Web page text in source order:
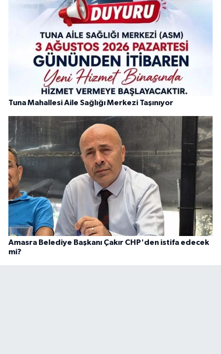
Tuna Mahallesi Aile Sağlığı Merkezi Taşınıyor
Amasra Belediye Başkanı Çakır CHP'den istifa edecek
mi?